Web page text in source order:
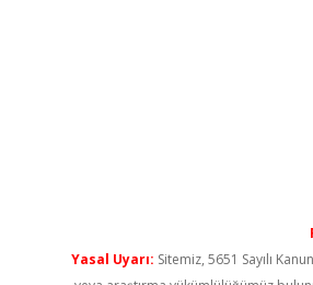
Yasal Uyarı: Sitemiz, 5651 Sayılı